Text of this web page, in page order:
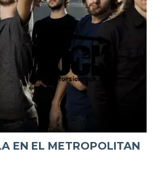
EN EL METROPOLITAN